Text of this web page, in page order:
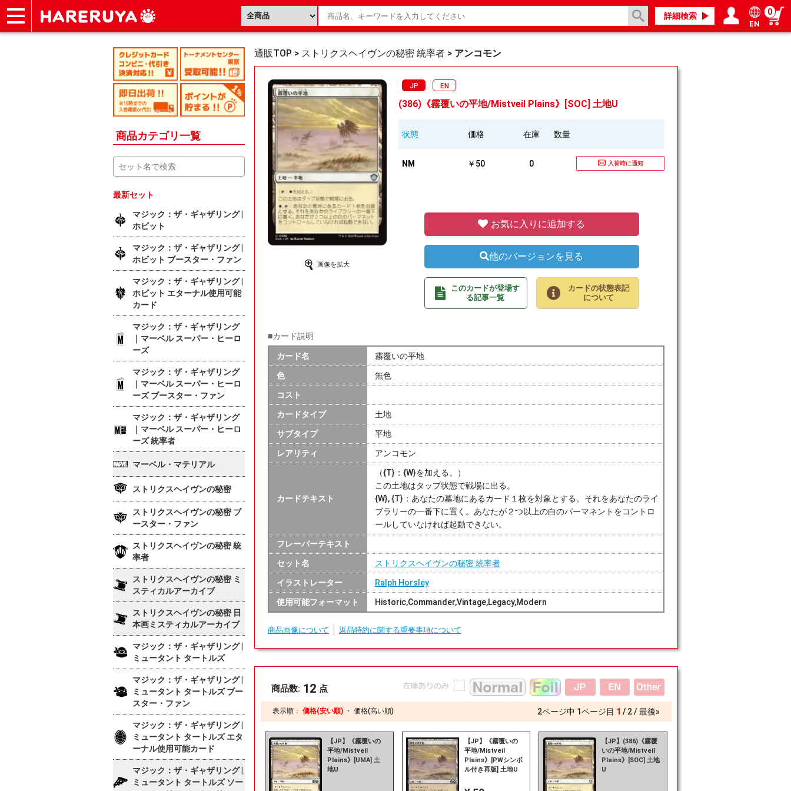
詳細検索
EN
0
商品カテゴリ一覧
通販TOP > ストリクスヘイヴンの秘密 統率者 > アンコモン
画像を拡大
JP EN
(386)《霧覆いの平地/Mistveil Plains》[SOC] 土地U
状態 価格 在庫 数量
NM ￥50 0 入荷時に通知
お気に入りに追加する
他のバージョンを見る
このカードが登場す
る記事一覧
カードの状態表記
について
■カード説明
カード名 霧覆いの平地
色 無色
コスト
カードタイプ 土地
サブタイプ 平地
レアリティ アンコモン
カードテキスト
（{T}：{W}を加える。）
この土地はタップ状態で戦場に出る。
{W}, {T}：あなたの墓地にあるカード１枚を対象とする。それをあなたのライ
ブラリーの一番下に置く。あなたが２つ以上の白のパーマネントをコントロ
ールしていなければ起動できない。
フレーバーテキスト
セット名 ストリクスヘイヴンの秘密 統率者
イラストレーター Ralph Horsley
使用可能フォーマット Historic,Commander,Vintage,Legacy,Modern
商品画像について 返品特約に関する重要事項について
商品数: 12 点
表示順： 価格(安い順) ・ 価格(高い順) 2ページ中 1ページ目 1 2 最後»
【JP】《霧覆いの
平地/Mistveil
Plains》[UMA] 土
地U
【JP】《霧覆いの
平地/Mistveil
Plains》[PWシンボ
ル付き再版] 土地U
【JP】(386)《霧覆
いの平地/Mistveil
Plains》[SOC] 土地
U